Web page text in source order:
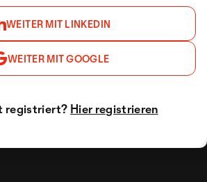
WEITER MIT LINKEDIN
WEITER MIT GOOGLE
registriert? Hier registrieren